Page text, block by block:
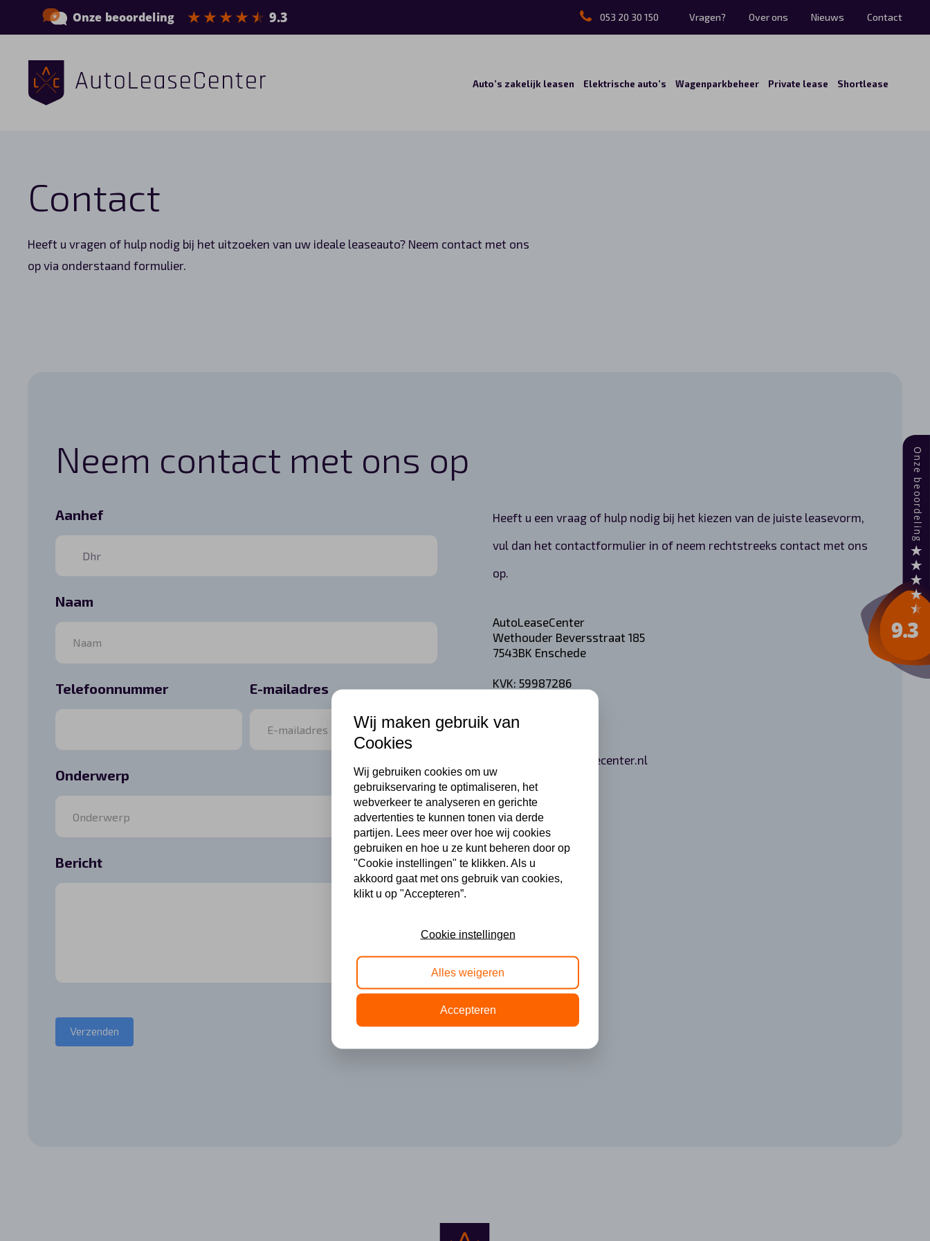
053 20 30 150 Vragen? Over ons Nieuws Contact
Auto’s zakelijk leasen Elektrische auto’s Wagenparkbeheer Private lease Shortlease
Contact
Heeft u vragen of hulp nodig bij het uitzoeken van uw ideale leaseauto? Neem contact met ons
op via onderstaand formulier.
Neem contact met ons op
Contactformulier
Aanhef
Naam
Telefoonnummer E-mailadres
Onderwerp
Bericht
Verzenden
Heeft u een vraag of hulp nodig bij het kiezen van de juiste leasevorm,
vul dan het contactformulier in of neem rechtstreeks contact met ons
op.
AutoLeaseCenter
Wethouder Beversstraat 185
7543BK Enschede
KVK: 59987286
053 20 30 150
info@autoleasecenter.nl
Elektrische auto’s
Private lease
Wij maken gebruik van
Cookies
Wij gebruiken cookies om uw
gebruikservaring te optimaliseren, het
webverkeer te analyseren en gerichte
advertenties te kunnen tonen via derde
partijen. Lees meer over hoe wij cookies
gebruiken en hoe u ze kunt beheren door op
"Cookie instellingen" te klikken. Als u
akkoord gaat met ons gebruik van cookies,
klikt u op "Accepteren”.
Cookie instellingen
Alles weigeren
Accepteren